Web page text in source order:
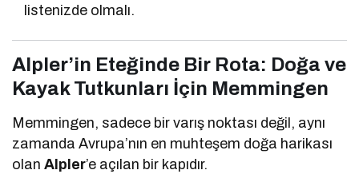
listenizde olmalı.
Alpler’in Eteğinde Bir Rota: Doğa ve
Kayak Tutkunları İçin Memmingen
Memmingen, sadece bir varış noktası değil, aynı
zamanda Avrupa’nın en muhteşem doğa harikası
olanAlpler’e açılan bir kapıdır.